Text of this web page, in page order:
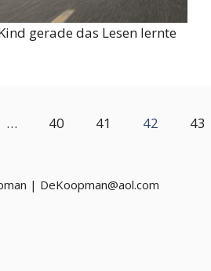
gerade das Lesen lernte
… 40 41 42 43
| DeKoopman@aol.com